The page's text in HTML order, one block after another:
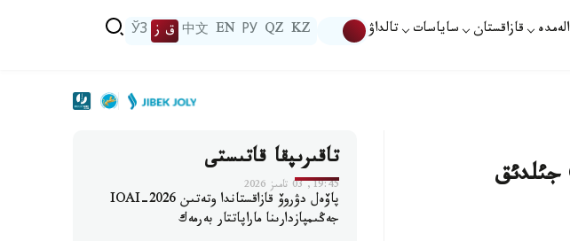
الەمدە قازاقستان ساياسات تالداۋ KZ
QZ
РУ
EN
中文 ق ز ЎЗ
ةلباسئ ماسكةؤدة وتكةن ذلئ وتان سوعئسئنداعئ جةثئستئث 65 جئلدئق
تاقىرىپقا قاتىستى
19:45, 03 تامىز 2026
پاۆەل دۋروۆ قازاقستاندا وتەتىن IOAI-2026
جەڭىمپازدارىنا ماراپاتتار بەرمەك